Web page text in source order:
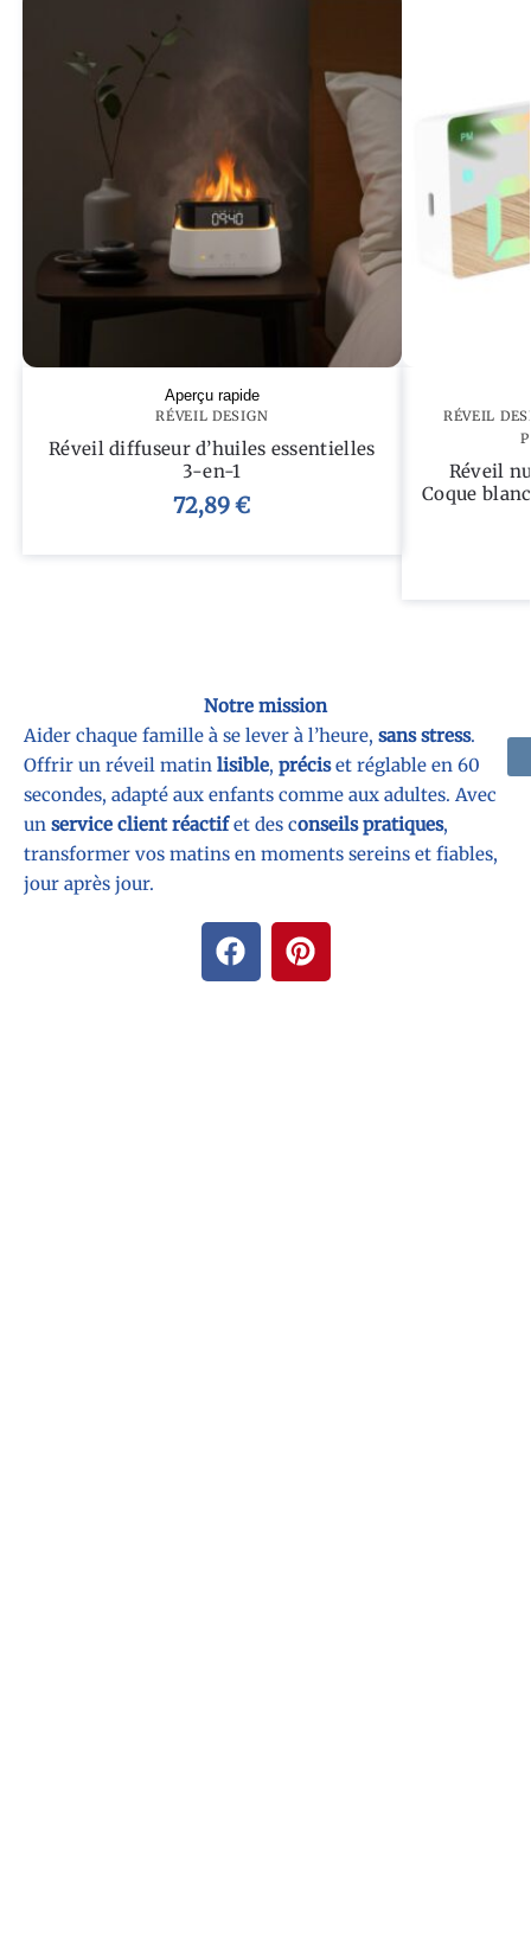
Aperçu rapide
RÉVEIL DESIGN
Réveil diffuseur d’huiles essentielles
3-en-1
72,89€
RÉVEIL
Réveil
Coque
Notre mission
Aider chaque famille à se lever à l’heure, sans stress.
Offrir un réveil matin lisible, préciset réglable en 60
secondes, adapté aux enfants comme aux adultes. Avec
un service client réactifet des conseils pratiques,
transformer vos matins en moments sereins et fiables,
jour après jour.